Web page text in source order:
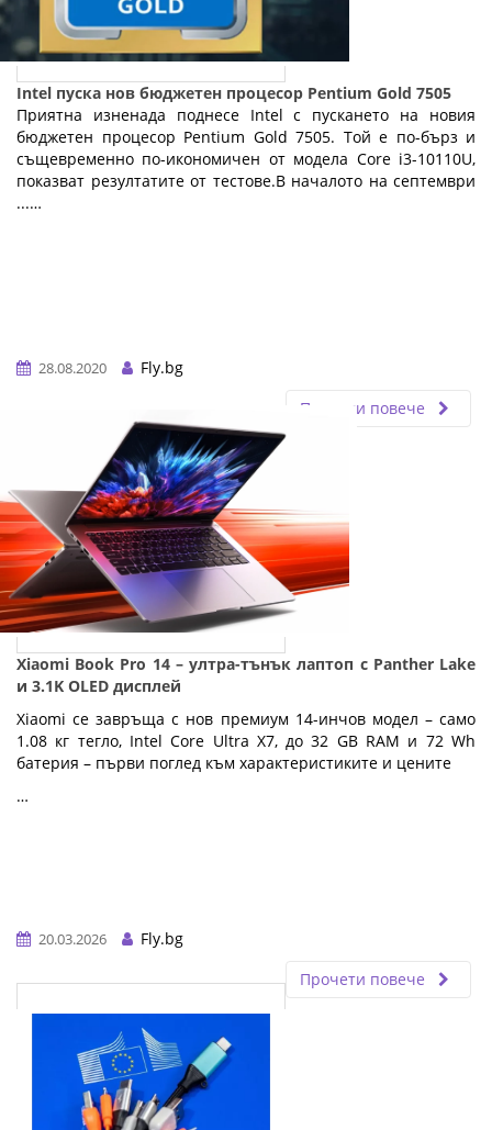
Intel пуска нов бюджетен процесор Pentium Gold 7505
Приятна изненада поднесе Intel с пускането на новия
бюджетен процесор Pentium Gold 7505. Той е по-бърз и
същевременно по-икономичен от модела Core i3-10110U,
показват резултатите от тестове.В началото на септември
...…
28.08.2020
Fly.bg
Прочети повече
Xiaomi Book Pro 14 – ултра-тънък лаптоп с Panther Lake
и 3.1K OLED дисплей
Xiaomi се завръща с нов премиум 14-инчов модел – само
1.08 кг тегло, Intel Core Ultra X7, до 32 GB RAM и 72 Wh
батерия – първи поглед към характеристиките и цените
…
20.03.2026
Fly.bg
Прочети повече